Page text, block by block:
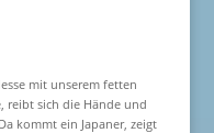
mit unserem fetten
reibt sich die Hände und
kommt ein Japaner, zeigt